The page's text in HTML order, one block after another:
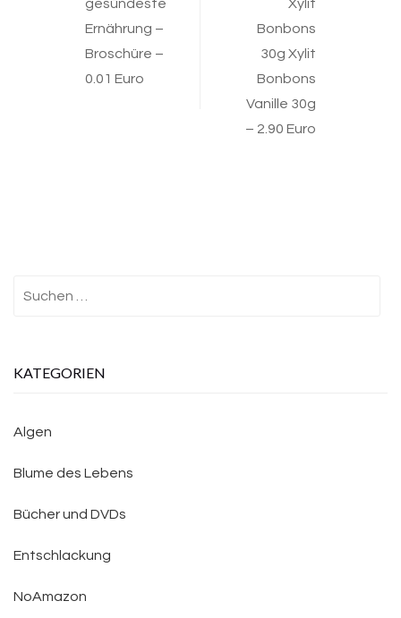
navigation
gesündeste
Ernährung –
Broschüre –
0.01 Euro
Xylit
Bonbons
30g Xylit
Bonbons
Vanille 30g
– 2.90 Euro
Suchen
KATEGORIEN
Algen
Blume des Lebens
Bücher und DVDs
Entschlackung
NoAmazon